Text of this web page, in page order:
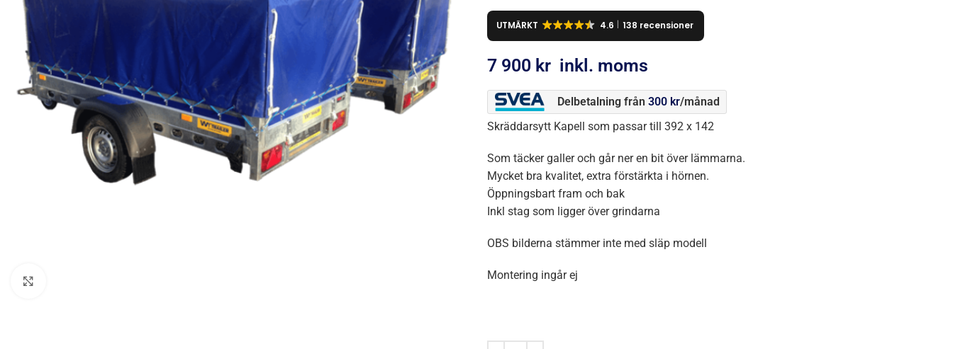
UTMÄRKT 4.6 138 recensioner
7 900 kr inkl. moms
Delbetalning från 300 kr/månad
Skräddarsytt Kapell som passar till 392 x 142
Som täcker galler och går ner en bit över lämmarna.
Mycket bra kvalitet, extra förstärkta i hörnen.
Öppningsbart fram och bak
Inkl stag som ligger över grindarna
OBS bilderna stämmer inte med släp modell
Montering ingår ej